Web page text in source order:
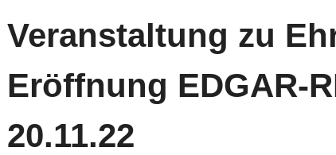
Veranstaltung zu
Eröffnung EDGAR-
20.11.22